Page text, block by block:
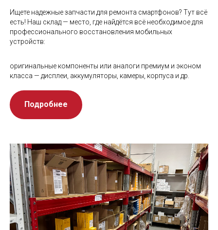
Ищете надежные запчасти для ремонта смартфонов? Тут всё
есть! Наш склад — место, где найдётся всё необходимое для
профессионального восстановления мобильных
устройств:
оригинальные компоненты или аналоги премиум и эконом
класса — дисплеи, аккумуляторы, камеры, корпуса и др.
Подробнее